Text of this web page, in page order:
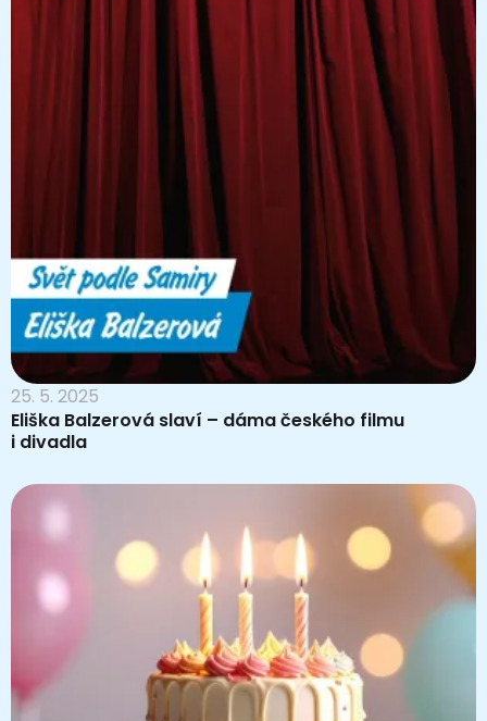
25. 5. 2025
Eliška Balzerová slaví – dáma českého filmu
i divadla